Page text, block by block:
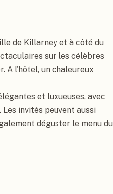
de Killarney et à côté du
sur les célèbres
A l'hôtel, un chaleureux
et luxueuses, avec
invités peuvent aussi
déguster le menu du